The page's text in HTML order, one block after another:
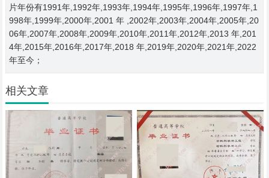
片年份有1991年,1992年,1993年,1994年,1995年,1996年,1997年,1
998年,1999年,2000年,2001 年 ,2002年,2003年,2004年,2005年,20
06年,2007年,2008年,2009年,2010年,2011年,2012年,2013 年,201
4年,2015年,2016年,2017年,2018 年,2019年,2020年,2021年,2022
年至今；
相关文章